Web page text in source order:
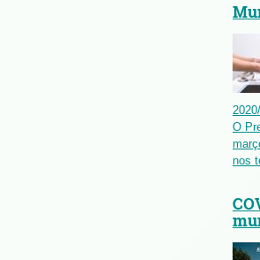
2020/
O
nos